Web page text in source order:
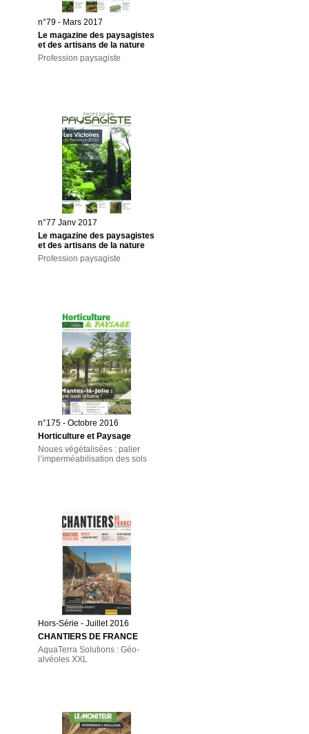
n°79 - Mars 2017
Le magazine des paysagistes
et des artisans de la nature
Profession paysagiste
n°77 Janv 2017
Le magazine des paysagistes
et des artisans de la nature
Profession paysagiste
n°175 - Octobre 2016
Horticulture et Paysage
Noues végétalisées : palier
l’imperméabilisation des sols
Hors-Série - Juillet 2016
CHANTIERS DE FRANCE
AquaTerra Solutions : Géo-
alvéoles XXL